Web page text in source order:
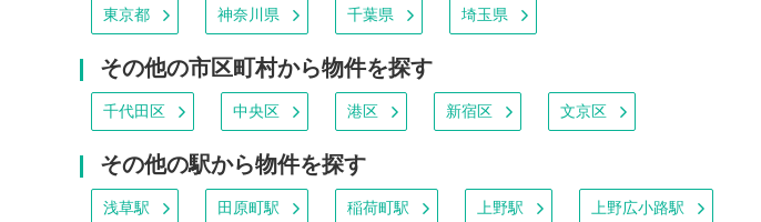
東京都 神奈川県 千葉県 埼玉県
その他の市区町村から物件を探す
千代田区 中央区 港区 新宿区 文京区
その他の駅から物件を探す
浅草駅 田原町駅 稲荷町駅 上野駅 上野広小路駅